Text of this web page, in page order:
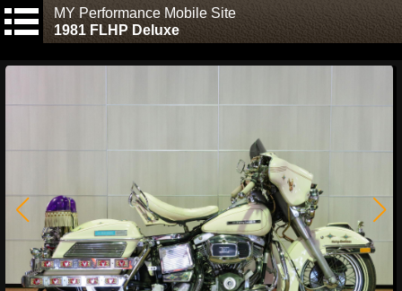
MY Performance Mobile Site
1981 FLHP Deluxe